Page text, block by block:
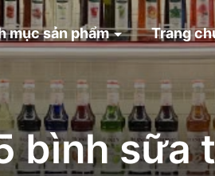
mục sản phẩm Trang
bình sữa